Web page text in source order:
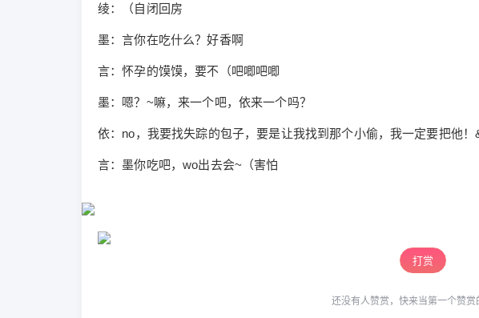
绫：（自闭回房
墨：言你在吃什么？好香啊
言：怀孕的馍馍，要不（吧唧吧唧
墨：嗯？~嘛，来一个吧，依来一个吗？
依：no，我要找失踪的包子，要是让我找到那个小偷，我一定要把他！
言：墨你吃吧，wo出去会~（害怕
打赏
还没有人赞赏，快来当第一个赞赏
子，你输了就
什么这馍馍里
我赢的包子呢
在吃什么？好
依：no，我要